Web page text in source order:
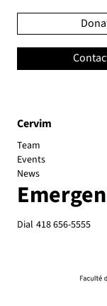
Dial 418 656-5555
Cervim
Team
Events
News